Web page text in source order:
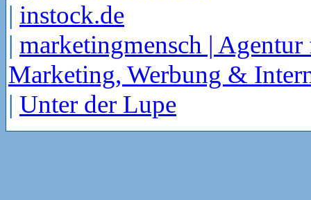
| instock.de
| marketingmensch | Agentur
Marketing, Werbung &
| Unter der Lupe